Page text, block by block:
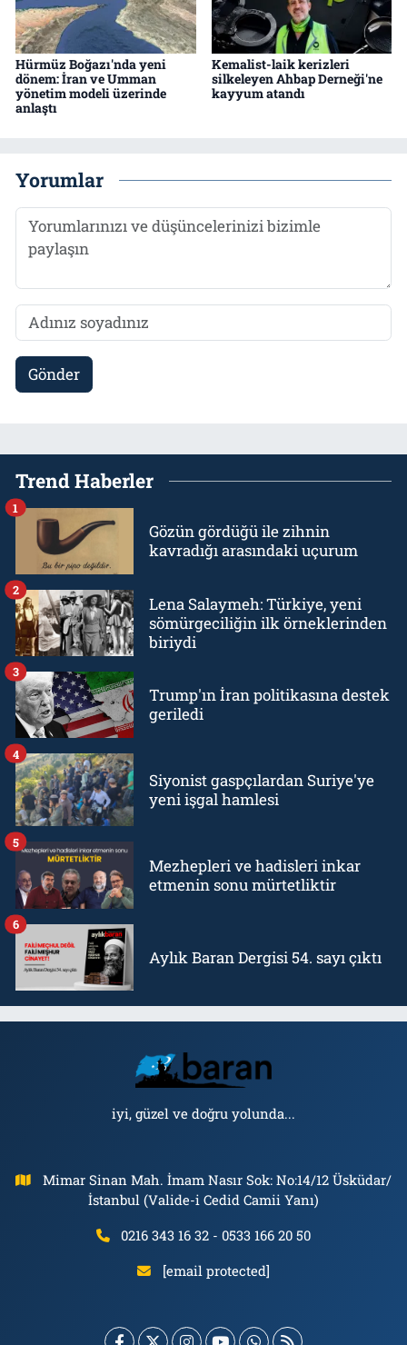
Hürmüz Boğazı'nda yeni
dönem: İran ve Umman
yönetim modeli üzerinde
anlaştı
Kemalist-laik kerizleri
silkeleyen Ahbap Derneği'ne
kayyum atandı
Yorumlar
Gönder
Trend Haberler
Gözün gördüğü ile zihnin
kavradığı arasındaki uçurum
1
Lena Salaymeh: Türkiye, yeni
sömürgeciliğin ilk örneklerinden
biriydi
2
Trump'ın İran politikasına destek
geriledi
3
Siyonist gaspçılardan Suriye'ye
yeni işgal hamlesi
4
Mezhepleri ve hadisleri inkar
etmenin sonu mürtetliktir
5
Aylık Baran Dergisi 54. sayı çıktı
6
iyi, güzel ve doğru yolunda...
Mimar Sinan Mah. İmam Nasır Sok: No:14/12 Üsküdar/
İstanbul (Valide-i Cedid Camii Yanı)
0216 343 16 32 - 0533 166 20 50
[email protected]